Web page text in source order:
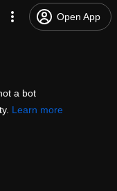
Open App
a bot
Learn more